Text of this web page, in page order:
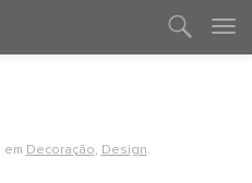
em Decoração, Design.